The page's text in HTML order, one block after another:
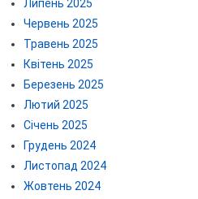
Липень 2025
Червень 2025
Травень 2025
Квітень 2025
Березень 2025
Лютий 2025
Січень 2025
Грудень 2024
Листопад 2024
Жовтень 2024